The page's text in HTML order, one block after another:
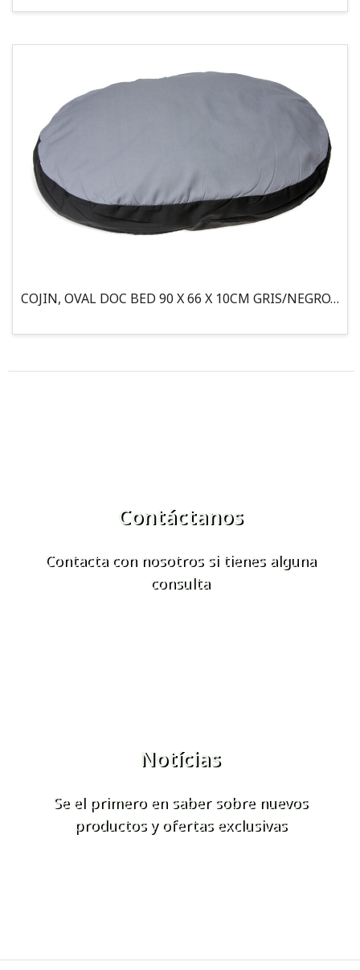
COJIN, OVAL DOC BED 90 X 66 X 10CM GRIS/NEGRO, 95°
Contáctanos
Contacta con nosotros si tienes alguna
consulta
Notícias
Se el primero en saber sobre nuevos
productos y ofertas exclusivas